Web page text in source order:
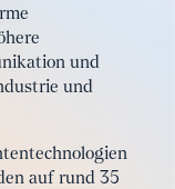
und
und
auf rund 35